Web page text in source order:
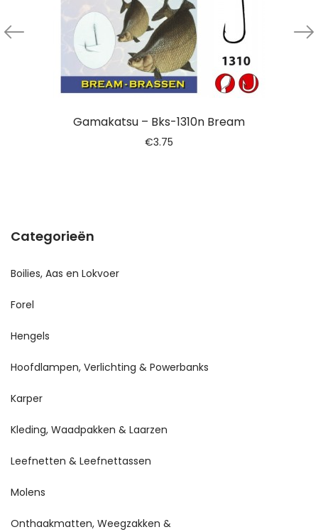
Gamakatsu – Bks-1310n Bream
€3.75
Categorieën
Boilies, Aas en Lokvoer
Forel
Hengels
Hoofdlampen, Verlichting & Powerbanks
Karper
Kleding, Waadpakken & Laarzen
Leefnetten & Leefnettassen
Molens
Onthaakmatten, Weegzakken &